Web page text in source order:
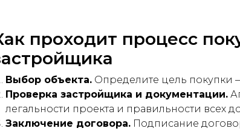
проходит процесс
Выбор объекта. Определите цель покупки
Проверка застройщика и документации.
легальности проекта и правильности всех
Заключение договора. Подписание